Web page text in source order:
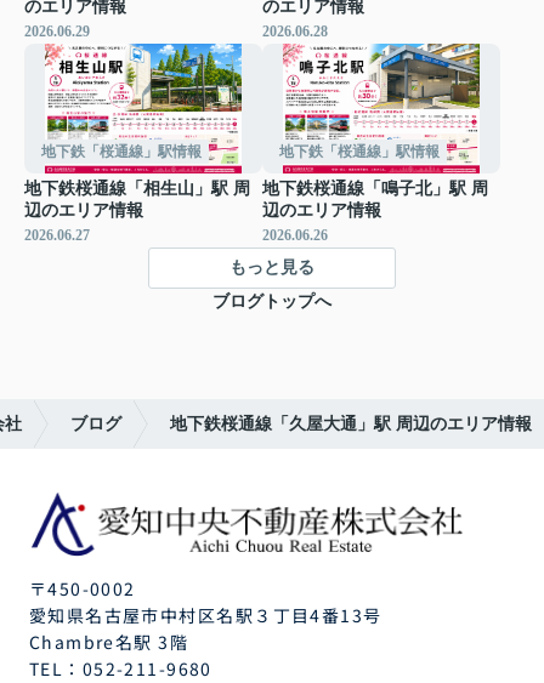
のエリア情報
2026.06.29
のエリア情報
2026.06.28
地下鉄「桜通線」駅情報
地下鉄桜通線「相生山」駅 周
辺のエリア情報
2026.06.27
地下鉄「桜通線」駅情報
地下鉄桜通線「鳴子北」駅 周
辺のエリア情報
2026.06.26
もっと見る
ブログトップへ
社 ブログ 地下鉄桜通線「久屋大通」駅 周辺のエリア情報
〒450-0002
愛知県名古屋市中村区名駅３丁目4番13号
Chambre名駅 3階
TEL： 052-211-9680